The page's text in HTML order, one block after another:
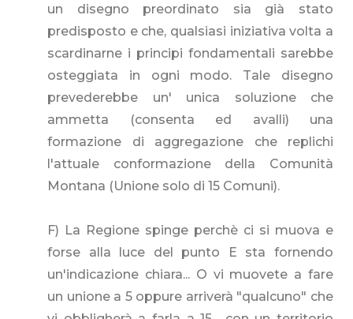
un disegno preordinato sia già stato
predisposto e che, qualsiasi iniziativa volta a
scardinarne i principi fondamentali sarebbe
osteggiata in ogni modo. Tale disegno
prevederebbe un' unica soluzione che
ammetta (consenta ed avalli) una
formazione di aggregazione che replichi
l'attuale conformazione della Comunità
Montana (Unione solo di 15 Comuni).
F) La Regione spinge perchè ci si muova e
forse alla luce del punto E sta fornendo
un'indicazione chiara... O vi muovete a fare
un unione a 5 oppure arriverà "qualcuno" che